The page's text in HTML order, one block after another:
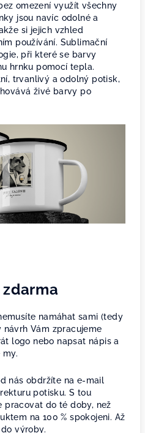
omezení využít všechny
jsou navíc odolné a
si jejich vzhled
používání. Sublimační
při které se barvy
hrnku pomocí tepla.
trvanlivý a odolný potisk,
živé barvy po
namáhat sami (tedy
Vám zpracujeme
logo nebo napsat nápis a
my.
nás obdržíte na e-mail
potisku. S tou
pracovat do té doby, než
na 100 % spokojeni. Až
výroby.